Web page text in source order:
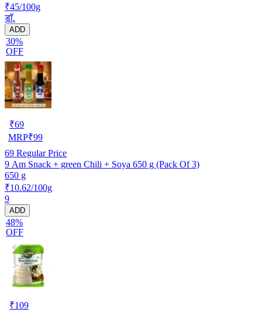
₹45/100g
डॉ.
ADD
30%
OFF
₹69
MRP₹99
69 Regular Price
9 Am Snack + green Chili + Soya 650 g (Pack Of 3)
650 g
₹10.62/100g
9
ADD
48%
OFF
₹109